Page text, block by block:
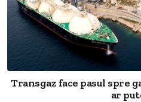
Transgaz face pasul spre
ar